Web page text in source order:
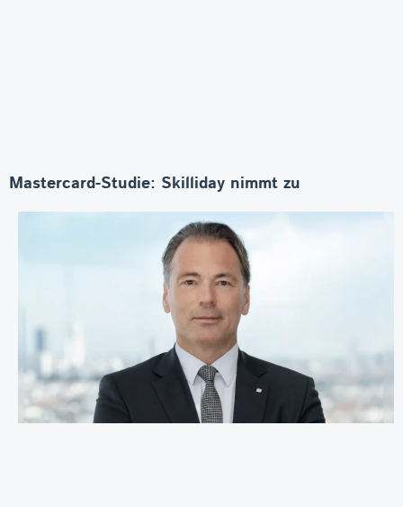
Mastercard-Studie: Skilliday nimmt zu